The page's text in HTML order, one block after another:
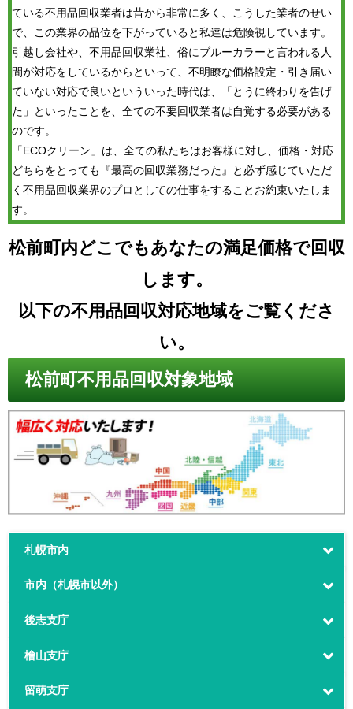
ている不用品回収業者は昔から非常に多く、こうした業者のせい
で、この業界の品位を下がっていると私達は危険視しています。
引越し会社や、不用品回収業社、俗にブルーカラーと言われる人
間が対応をしているからといって、不明瞭な価格設定・引き届い
ていない対応で良いといういった時代は、「とうに終わりを告げ
た」といったことを、全ての不要回収業者は自覚する必要がある
のです。
「ECOクリーン」は、全ての私たちはお客様に対し、価格・対応
どちらをとっても『最高の回収業務だった』と必ず感じていただ
く不用品回収業界のプロとしての仕事をすることお約束いたしま
す。
松前町内どこでもあなたの満足価格で回収
します。
以下の不用品回収対応地域をご覧くださ
い。
松前町不用品回収対象地域
札幌市内
市内（札幌市以外）
後志支庁
檜山支庁
留萌支庁